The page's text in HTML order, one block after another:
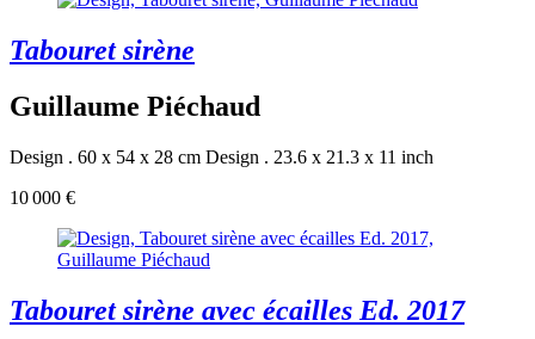
Tabouret sirène
Guillaume Piéchaud
Design . 60 x 54 x 28 cm Design . 23.6 x 21.3 x 11 inch
10 000 €
Tabouret sirène avec écailles Ed. 2017